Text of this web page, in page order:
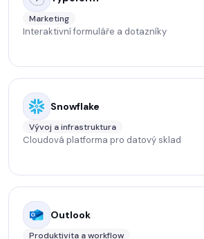
Marketing
Interaktivní formuláře a dotazníky
Snowflake
Vývoj a infrastruktura
Cloudová platforma pro datový sklad
Outlook
Produktivita a workflow